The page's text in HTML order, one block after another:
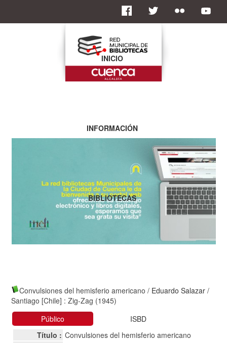
Convulsiones del hemisferio americano / Eduardo Salazar /
Santiago [Chile] : Zig-Zag (1945)
Público
ISBD
Título : Convulsiones del hemisferio americano
INICIO
INFORMACIÓN
BIBLIOTECAS